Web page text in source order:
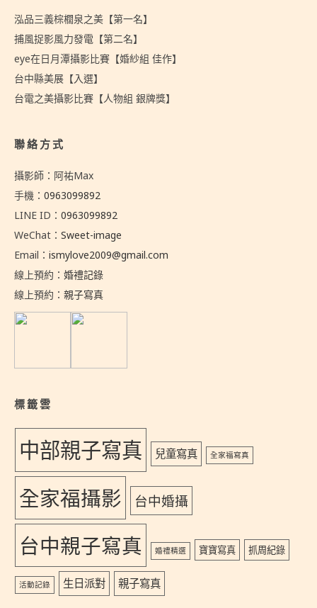
泓品三義棕櫚泉之美【第一名】
捕風捉影風力發電【第二名】
eye在日月潭攝影比賽【婚紗組 佳作】
台中縣美展【入選】
台電之美攝影比賽【人物組 銀牌獎】
聯絡方式
攝影師：阿祐Max
手機： 0963099892
LINE ID： 0963099892
WeChat： Sweet-image
Email： ismylove2009@gmail.com
線上預約： 婚禮記錄
線上預約： 親子寫真
標籤雲
中部親子寫真 兒童寫真 全家福寫真
全家福攝影 台中婚攝
台中親子寫真 婚禮精選 寶寶寫真 抓周紀錄
活動記錄 生日派對 親子寫真